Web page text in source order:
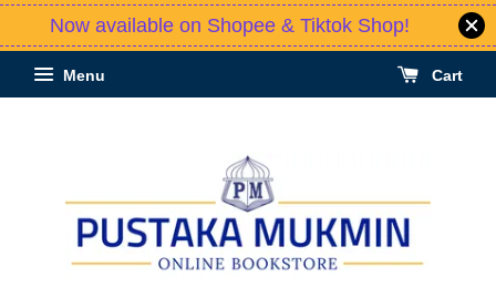
Now available on Shopee & Tiktok Shop!
Menu Cart